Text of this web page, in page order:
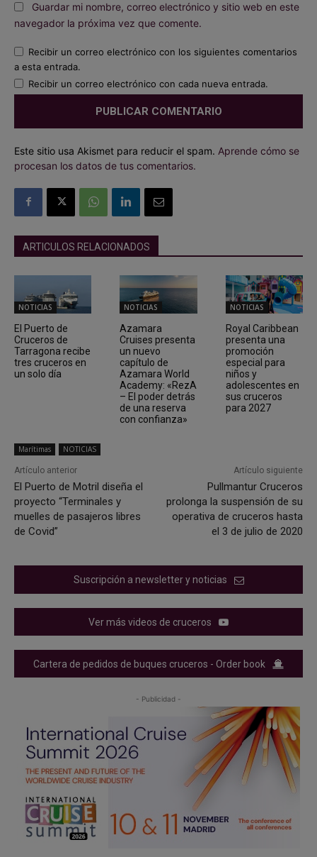
Guardar mi nombre, correo electrónico y sitio web en este
navegador la próxima vez que comente.
Recibir un correo electrónico con los siguientes comentarios
a esta entrada.
Recibir un correo electrónico con cada nueva entrada.
Este sitio usa Akismet para reducir el spam. Aprende cómo se
procesan los datos de tus comentarios.
ARTICULOS RELACIONADOS
NOTICIAS
El Puerto de
Cruceros de
Tarragona recibe
tres cruceros en
un solo día
NOTICIAS
Azamara
Cruises presenta
un nuevo
capítulo de
Azamara World
Academy: «RezA
– El poder detrás
de una reserva
con confianza»
NOTICIAS
Royal Caribbean
presenta una
promoción
especial para
niños y
adolescentes en
sus cruceros
para 2027
Marítimas NOTICIAS
Artículo anterior
El Puerto de Motril diseña el
proyecto “Terminales y
muelles de pasajeros libres
de Covid”
Artículo siguiente
Pullmantur Cruceros
prolonga la suspensión de su
operativa de cruceros hasta
el 3 de julio de 2020
Suscripción a newsletter y noticias
Ver más videos de cruceros
Cartera de pedidos de buques cruceros - Order book
- Publicidad -